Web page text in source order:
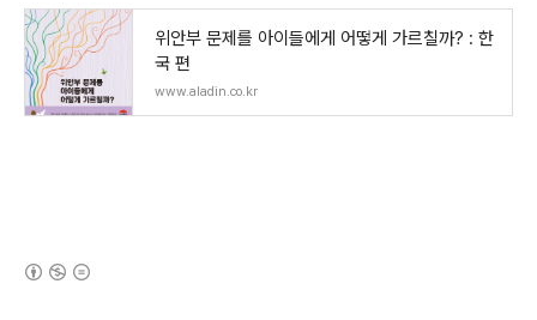
위안부 문제를 아이들에게 어떻게 가르칠까? : 한
국 편
www.aladin.co.kr